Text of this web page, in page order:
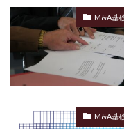
M&A基
M&A基